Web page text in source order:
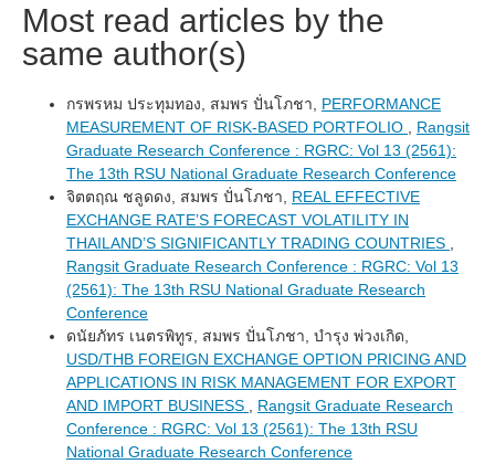
Most read articles by the
same author(s)
กรพรหม ประทุมทอง, สมพร ปั่นโภชา, PERFORMANCE
MEASUREMENT OF RISK-BASED PORTFOLIO
Rangsit
Graduate Research Conference : RGRC: Vol 13 (2561):
The 13th RSU National Graduate Research Conference
จิตตฤณ ชลูดดง, สมพร ปั่นโภชา, REAL EFFECTIVE
EXCHANGE RATE’S FORECAST VOLATILITY IN
THAILAND’S SIGNIFICANTLY TRADING COUNTRIES
Rangsit Graduate Research Conference : RGRC: Vol 13
(2561): The 13th RSU National Graduate Research
Conference
ดนัยภัทร เนตรพิทูร, สมพร ปั่นโภชา, บำรุง พ่วงเกิด,
USD/THB FOREIGN EXCHANGE OPTION PRICING AND
APPLICATIONS IN RISK MANAGEMENT FOR EXPORT
AND IMPORT BUSINESS
Rangsit Graduate Research
Conference : RGRC: Vol 13 (2561): The 13th RSU
National Graduate Research Conference